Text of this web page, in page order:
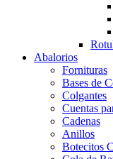
Abalorios
Fornituras
Bases de
Colgantes
Cuentas
Cadenas
Anillos
Botecitos